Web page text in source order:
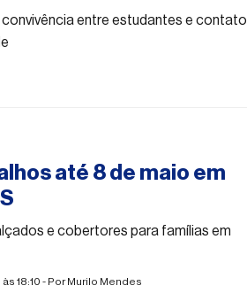
convivência entre estudantes e contato
até 8 de maio em
e cobertores para famílias em
18:10 - Por Murilo Mendes